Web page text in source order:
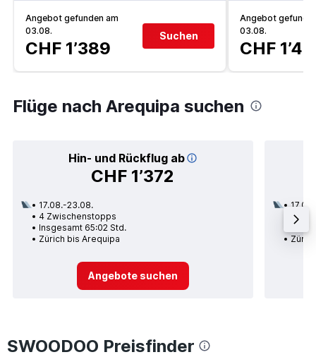
Angebot gefunden am
03.08.
CHF 1’389
Suchen
Angebot
03.08.
CHF
Flüge nach Arequipa suchen
Hin- und Rückflug ab
CHF 1’372
17.08.-23.08.
4 Zwischenstopps
Insgesamt 65:02 Std.
Zürich bis Arequipa
Angebote suchen
17.08.
2
SWOODOO Preisfinder